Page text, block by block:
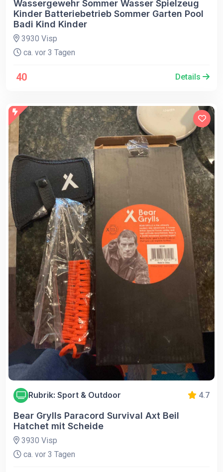
Wassergewehr Sommer Wasser Spielzeug
Kinder Batteriebetrieb Sommer Garten Pool
Badi Kind Kinder
3930 Visp
ca. vor 3 Tagen
40 Details
Rubrik: Sport & Outdoor 4.7
Bear Grylls Paracord Survival Axt Beil
Hatchet mit Scheide
3930 Visp
ca. vor 3 Tagen